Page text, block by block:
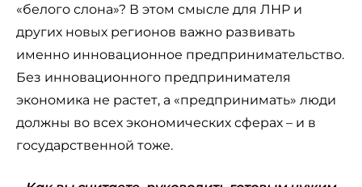
«белого слона»? В этом смысле для ЛНР и
других новых регионов важно развивать
именно инновационное предпринимательство.
Без инновационного предпринимателя
экономика не растет, а «предпринимать» люди
должны во всех экономических сферах – и в
государственной тоже.